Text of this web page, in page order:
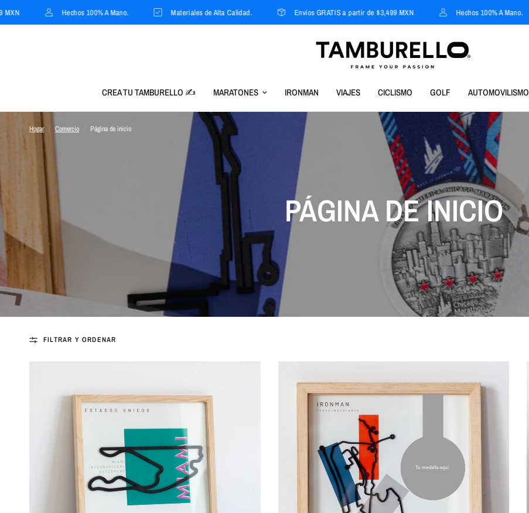
Hechos 100% A Mano. Materiales de Alta Calidad. Envíos GRATIS a partir de $3,499 MXN Hechos 100% A Mano.
CREA TU TAMBURELLO ✍️ MARATONES IRONMAN VIAJES CICLISMO GOLF AUTOMOVILISMO
Hogar / Comercio Página de inicio
PÁGINA DE INICIO
FILTRAR Y ORDENAR